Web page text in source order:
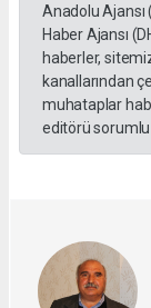
Anadolu Ajansı
Haber Ajansı
haberler,
kanallarından
muhataplar
editörü sorumlu